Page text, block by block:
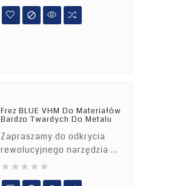

Frez BLUE VHM Do Materiałów
Bardzo Twardych Do Metalu
Zapraszamy do odkrycia
rewolucyjnego narzędzia w
dziedzinie obróbki metali –
    